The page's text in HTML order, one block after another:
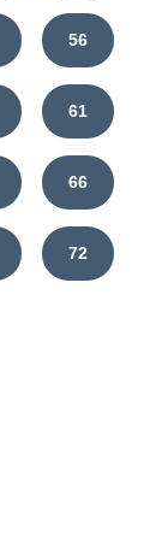
56
61
66
72